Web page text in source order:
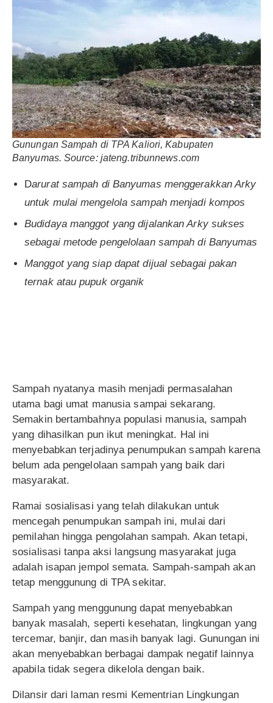
Gunungan Sampah di TPA Kaliori, Kabupaten
Banyumas. Source: jateng.tribunnews.com
Darurat sampah di Banyumas menggerakkan Arky
untuk mulai mengelola sampah menjadi kompos
Budidaya manggot yang dijalankan Arky sukses
sebagai metode pengelolaan sampah di Banyumas
Manggot yang siap dapat dijual sebagai pakan
ternak atau pupuk organik
Sampah nyatanya masih menjadi permasalahan
utama bagi umat manusia sampai sekarang.
Semakin bertambahnya populasi manusia, sampah
yang dihasilkan pun ikut meningkat. Hal ini
menyebabkan terjadinya penumpukan sampah karena
belum ada pengelolaan sampah yang baik dari
masyarakat.
Ramai sosialisasi yang telah dilakukan untuk
mencegah penumpukan sampah ini, mulai dari
pemilahan hingga pengolahan sampah. Akan tetapi,
sosialisasi tanpa aksi langsung masyarakat juga
adalah isapan jempol semata. Sampah-sampah akan
tetap menggunung di TPA sekitar.
Sampah yang menggunung dapat menyebabkan
banyak masalah, seperti kesehatan, lingkungan yang
tercemar, banjir, dan masih banyak lagi. Gunungan ini
akan menyebabkan berbagai dampak negatif lainnya
apabila tidak segera dikelola dengan baik.
Dilansir dari laman resmi Kementrian Lingkungan